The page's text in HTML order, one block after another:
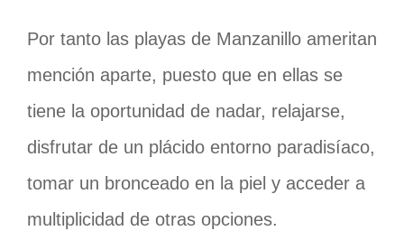
Por tanto las playas de Manzanillo ameritan
mención aparte, puesto que en ellas se
tiene la oportunidad de nadar, relajarse,
disfrutar de un plácido entorno paradisíaco,
tomar un bronceado en la piel y acceder a
multiplicidad de otras opciones.